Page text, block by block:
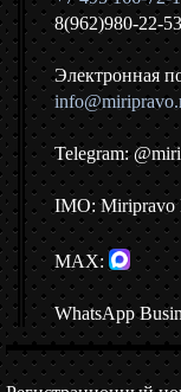
8(962)980-22-
Электронная
Telegram:
IMO: Miripravo
MAX:
WhatsApp